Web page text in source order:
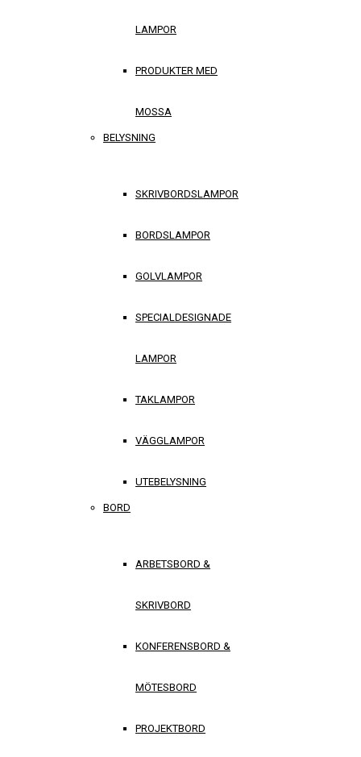
LAMPOR
PRODUKTER MED
MOSSA
BELYSNING
SKRIVBORDSLAMPOR
BORDSLAMPOR
GOLVLAMPOR
SPECIALDESIGNADE
LAMPOR
TAKLAMPOR
VÄGGLAMPOR
UTEBELYSNING
BORD
ARBETSBORD &
SKRIVBORD
KONFERENSBORD &
MÖTESBORD
PROJEKTBORD